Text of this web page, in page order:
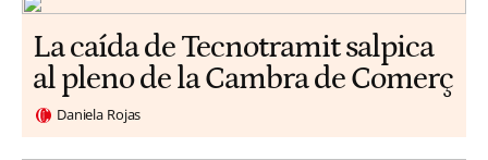
La caída de Tecnotramit salpica
al pleno de la Cambra de Comerç
Daniela Rojas